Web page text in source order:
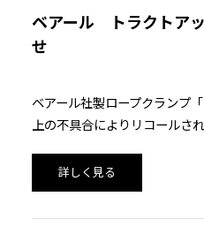
ベアール トラクトア
せ
ベアール社製ロープクランプ
上の不具合によりリコールさ
ぐ使用を中止し、ご購入いた
ください。
詳しく見る